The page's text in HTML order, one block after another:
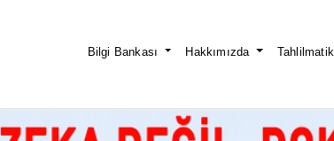
Bilgi Bankası Hakkımızda Tahlilmatik